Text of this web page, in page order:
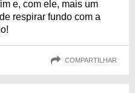
e, com ele, mais um
respirar fundo com a
COMPARTILHAR